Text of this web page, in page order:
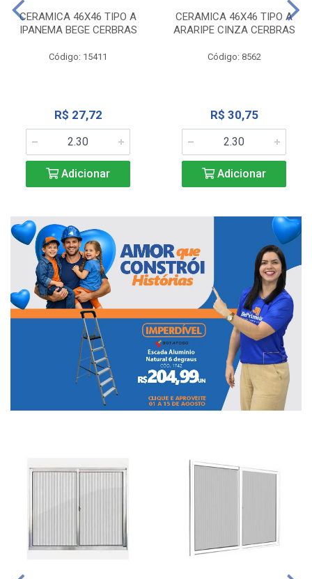
CERAMICA 46X46 TIPO A
IPANEMA BEGE CERBRAS
Código: 15411
R$ 27,72
Adicionar
CERAMICA 46X46 TIPO A
ARARIPE CINZA CERBRAS
Código: 8562
R$ 30,75
Adicionar